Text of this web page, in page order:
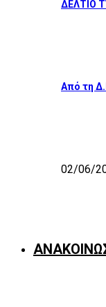
ΔΕΛΤΙΟ
Από τη
02/06/